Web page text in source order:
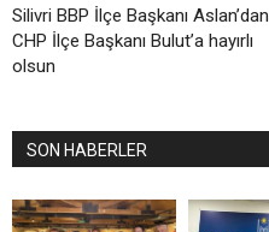
Silivri BBP İlçe Başkanı Aslan’dan
CHP İlçe Başkanı Bulut’a hayırlı
olsun
SON HABERLER